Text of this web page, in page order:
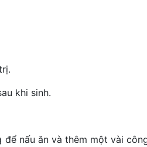
khi sinh.
nấu ăn và thêm một vài